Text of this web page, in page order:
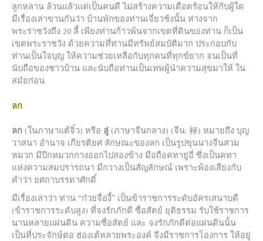
ลูกหลาน ล้วนแล้วแต่เป็นคนดี ไม่สร้างความเดือดร้อนให้กับผู้ใด
มีเรื่องเล่าขานกันว่า บ้านพักของท่านเจี่ยวช้งนั้น ห่างจาก
พระราชวังถึง 20 ลี้ เพียงท่านก้าวพ้นจากเขตที่ดินของท่าน ก็เป็น
เขตพระราชวัง ด้วยความที่ท่านมีทรัพย์สมบัติมาก ประกอบกับ
ท่านเป็นใจบุญ ให้ความช่วยเหลือกับทุกคนที่ทุกข์ยาก จนเป็นที่
นับถือของชาวบ้าน และนับถือท่านเป็นเทพผู้นำความสุขมาให้ ใน
สมัยก่อน
ลก
ลก (ในภาษาแต้จิ๋ว) หรือ ลู่ (ภาษาจีนกลาง) (จีน: 禄) หมายถึง บุญ
วาสนา อำนาจ เกียรติยศ ลักษณะของลก เป็นรูปขุนนางจีนสวม
หมวก มีปีกหมวกกางออกไปสองข้าง มือถือคทายู่อี่ ซึ่งเป็นคทา
แห่งความสมปรารถนา มีกวางเป็นสัญลักษณ์ เพราะพ้องเสียงกับ
คำว่า ยศถาบรรดาศักดิ์
มีเรื่องเล่าว่า ท่าน “ก๋วยจื่องี้” เป็นข้าราชการระดับอัครเสนาบดี
(ข้าราชการระดับสูง) ที่จงรักภักดี ซื่อสัตย์ ยุติธรรม รับใช้ราชการ
นานหลายแผ่นดิน ความซื่อสัตย์ และ จงรักภักดีต่อแผ่นดินนั้น
เป็นที่ประจักษ์ต่อ ฮ่องเต้หลายพระองค์ จึงมีราชการโองการ ให้อยู่